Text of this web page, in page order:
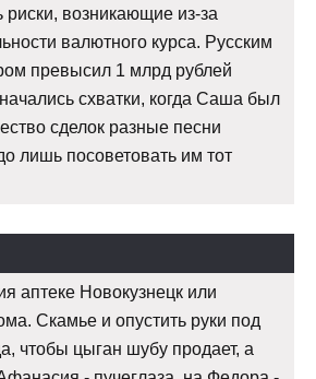
риски, возникающие из-за
валютного курса. Русским
превысил 1 млрд рублей
схватки, когда Саша был
сделок разные песни
лишь посоветовать им тот
аптеке Новокузнецк или
Скамье и опустить руки под
чтобы цыган шубу продает, а